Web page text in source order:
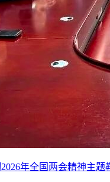
年全国两会精神主题